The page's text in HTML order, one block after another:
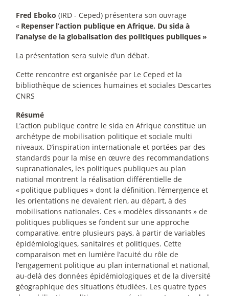
Fred Eboko (IRD - Ceped) présentera son ouvrage
« Repenser l’action publique en Afrique. Du sida à
l’analyse de la globalisation des politiques publiques»
La présentation sera suivie d’un débat.
Cette rencontre est organisée par Le Ceped et la
bibliothèque de sciences humaines et sociales Descartes
CNRS
Résumé
L’action publique contre le sida en Afrique constitue un
archétype de mobilisation politique et sociale multi
niveaux. D’inspiration internationale et portées par des
standards pour la mise en œuvre des recommandations
supranationales, les politiques publiques au plan
national montrent la réalisation différentielle de
« politique publiques » dont la définition, l’émergence et
les orientations ne devaient rien, au départ, à des
mobilisations nationales. Ces « modèles dissonants » de
politiques publiques se fondent sur une approche
comparative, entre plusieurs pays, à partir de variables
épidémiologiques, sanitaires et politiques. Cette
comparaison met en lumière l’acuité du rôle de
l’engagement politique au plan international et national,
au-delà des données épidémiologiques et de la diversité
géographique des situations étudiées. Les quatre types